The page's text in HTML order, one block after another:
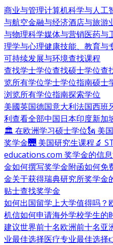
商业与管理计算机科学与人工
与航空金融与经济酒店与旅游
与物理科学媒体与营销医药与
理学与心理健康技能、教育与
可持续发展与环境查找课程
查找学士学位查找硕士学位查
览所有学位学士学位指南硕士
浏览所有学位指南探索学位
美國英国德国意大利法国西班
利查看全部中国日本印度新加
🏛 在欧洲学习硕士学位🗽 美
奖学金🌉 美国研究生课程🔬
educations.com 奖学金的信息
金如何撰写奖学金附函如何免
金关于获得瑞典研究所奖学金
贴士查找奖学金
如何出国留学上大学值得吗？
机信如何申请海外学校学生的
建议世界前十名欧洲前十名亚
业最佳选择医疗专业最佳选择